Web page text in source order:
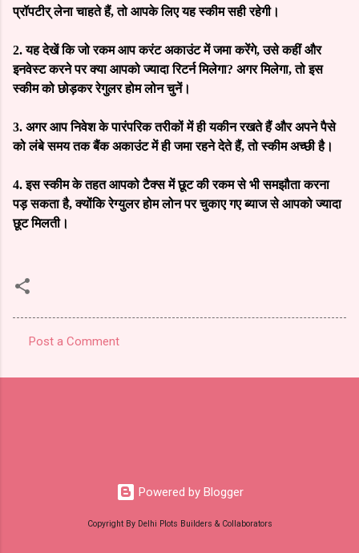
प्रॉपटीर् लेना चाहते हैं, तो आपके लिए यह स्कीम सही रहेगी।
2.यह देखें कि जो रकम आप करंट अकाउंट में जमा करेंगे, उसे कहीं और
इनवेस्ट करने पर क्या आपको ज्यादा रिटर्न मिलेगा? अगर मिलेगा, तो इस
स्कीम को छोड़कर रेगुलर होम लोन चुनें।
3. अगर आप निवेश के पारंपरिक तरीकों में ही यकीन रखते हैं और अपने पैसे
को लंबे समय तक बैंक अकाउंट में ही जमा रहने देते हैं, तो स्कीम अच्छी है।
4.इस स्कीम के तहत आपको टैक्स में छूट की रकम से भी समझौता करना
पड़ सकता है, क्योंकि रेग्युलर होम लोन पर चुकाए गए ब्याज से आपको ज्यादा
छूट मिलती।
o
Post a Comment
Powered by Blogger
Copyright By Delhi Plots Builders & Collaborators